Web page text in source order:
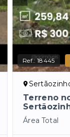
Ref.:18445
Terreno
Área Total